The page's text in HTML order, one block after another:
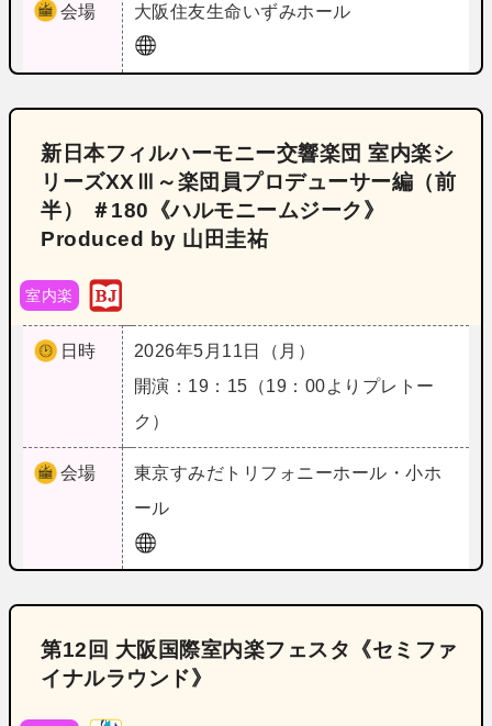
会場 大阪住友生命いずみホール
新日本フィルハーモニー交響楽団 室内楽シ
リーズXXⅢ～楽団員プロデューサー編（前
半） ＃180《ハルモニームジーク》
Produced by 山田圭祐
室内楽
日時
2026年5月11日（月）
開演：19：15（19：00よりプレトー
ク）
会場 東京すみだトリフォニーホール・小ホ
ール
第12回 大阪国際室内楽フェスタ《セミファ
イナルラウンド》